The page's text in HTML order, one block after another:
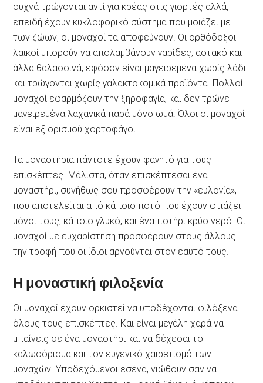
συχνά τρώγονται αντί για κρέας στις γιορτές αλλά,
επειδή έχουν κυκλοφορικό σύστημα που μοιάζει με
των ζώων, οι μοναχοί τα αποφεύγουν. Οι ορθόδοξοι
λαϊκοί μπορούν να απολαμβάνουν γαρίδες, αστακό και
άλλα θαλασσινά, εφόσον είναι μαγειρεμένα χωρίς λάδι
και τρώγονται χωρίς γαλακτοκομικά προϊόντα. Πολλοί
μοναχοί εφαρμόζουν την ξηροφαγία, και δεν τρώνε
μαγειρεμένα λαχανικά παρά μόνο ωμά. Όλοι οι μοναχοί
είναι εξ ορισμού χορτοφάγοι.
Τα μοναστήρια πάντοτε έχουν φαγητό για τους
επισκέπτες. Μάλιστα, όταν επισκέπτεσαι ένα
μοναστήρι, συνήθως σου προσφέρουν την «ευλογία»,
που αποτελείται από κάποιο ποτό που έχουν φτιάξει
μόνοι τους, κάποιο γλυκό, και ένα ποτήρι κρύο νερό. Οι
μοναχοί με ευχαρίστηση προσφέρουν στους άλλους
την τροφή που οι ίδιοι αρνούνται στον εαυτό τους.
Η μοναστική φιλοξενία
Οι μοναχοί έχουν ορκιστεί να υποδέχονται φιλόξενα
όλους τους επισκέπτες. Και είναι μεγάλη χαρά να
μπαίνεις σε ένα μοναστήρι και να δέχεσαι το
καλωσόρισμα και τον ευγενικό χαιρετισμό των
μοναχών. Υποδεχόμενοι εσένα, νιώθουν σαν να